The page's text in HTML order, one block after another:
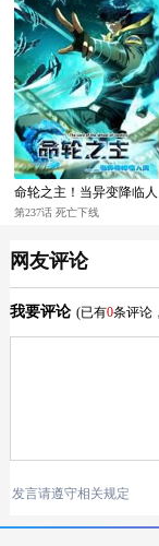
命轮之主！当异变降临人
间
第237话 死亡下线
网友评论
我要评论 (已有0条评论
发言请遵守相关规定